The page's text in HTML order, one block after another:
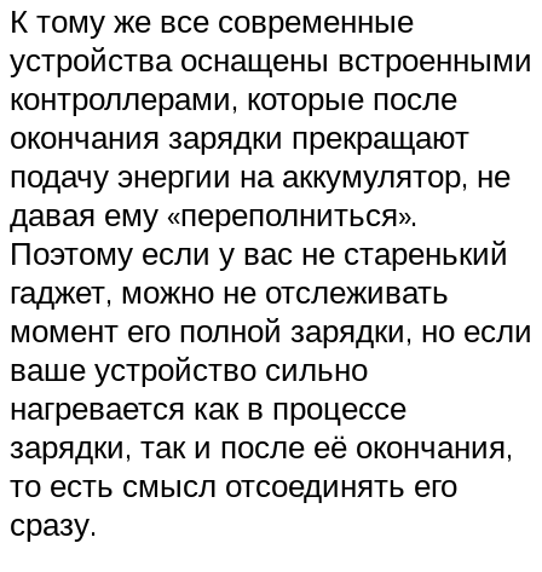
К тому же все современные
устройства оснащены встроенными
контроллерами, которые после
окончания зарядки прекращают
подачу энергии на аккумулятор, не
давая ему «переполниться».
Поэтому если у вас не старенький
гаджет, можно не отслеживать
момент его полной зарядки, но если
ваше устройство сильно
нагревается как в процессе
зарядки, так и после её окончания,
то есть смысл отсоединять его
сразу.